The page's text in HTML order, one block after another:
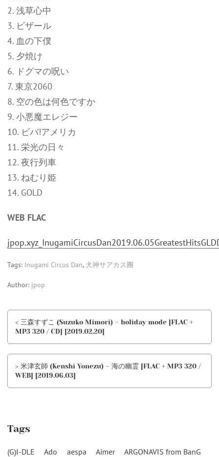
2. 浅草心中
3. ビザール
4. 血の下僕
5. 夕焼け
6. ドグマの呪い
7. 東京2060
8. 空の色は何色ですか
9. 小悪魔エレジー
10. ビバ!アメリカ
11. 栄光の日々
12. 夜行列車
13. ねむり姫
14. GOLD
WEB FLAC
Tags: Inugami Circus Dan, 犬神サアカス團
Author: jpop
< 三森すずこ (Suzuko Mimori) – holiday mode [FLAC +
MP3 320 / CD] [2019.02.20]
> 米津玄師 (Kenshi Yonezu) – 海の幽霊 [FLAC + MP3 320 /
WEB] [2019.06.03]
Tags
(G)I-DLE Ado aespa Aimer
ARGONAVIS from BanG